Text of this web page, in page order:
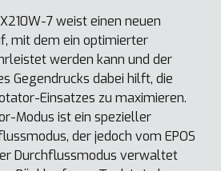
7 weist einen neuen
mit dem ein optimierter
werden kann und der
Gegendrucks dabei hilft, die
Einsatzes zu maximieren.
Modus ist ein spezieller
der jedoch vom EPOS
Durchflussmodus verwaltet